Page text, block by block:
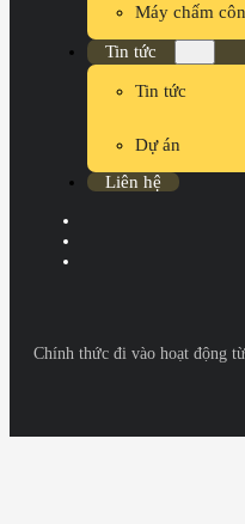
Máy chấm
Tin tức
Tin tức
Dự án
Liên hệ
Chính thức đi vào hoạt động